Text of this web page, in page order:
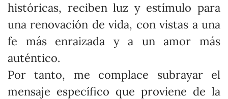
históricas, reciben luz y estímulo para
una renovación de vida, con vistas a una
fe más enraizada y a un amor más
auténtico.
Por tanto, me complace subrayar el
mensaje específico que proviene de la